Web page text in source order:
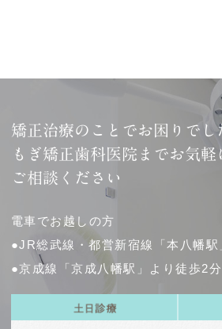
矯正治療のことでお困りでし
もぎ矯正歯科医院までお気軽
ご相談ください
電車でお越しの方
●JR総武線・都営新宿線「本八幡駅
●京成線「京成八幡駅」より徒歩2分